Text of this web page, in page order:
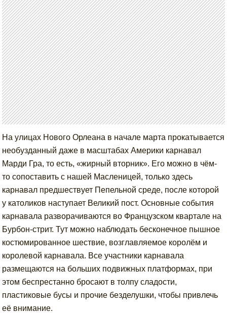
На улицах Нового Орлеана в начале марта прокатывается
необузданный даже в масштабах Америки карнавал
Марди Гра, то есть, «жирный вторник». Его можно в чём-
то сопоставить с нашей Масленицей, только здесь
карнавал предшествует Пепельной среде, после которой
у католиков наступает Великий пост. Основные события
карнавала разворачиваются во Французском квартале на
Бурбон-стрит. Тут можно наблюдать бесконечное пышное
костюмированное шествие, возглавляемое королём и
королевой карнавала. Все участники карнавала
размещаются на больших подвижных платформах, при
этом беспрестанно бросают в толпу сладости,
пластиковые бусы и прочие безделушки, чтобы привлечь
её внимание.